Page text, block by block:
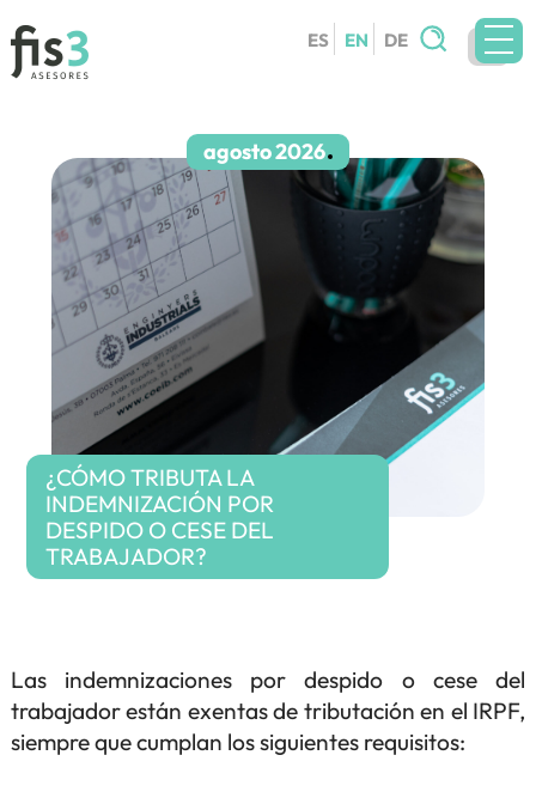
ES EN DE
Search
for:
SERVICES
CIRCULARS
BLOG
WORK WITH US
agosto 2026
¿CÓMO TRIBUTA LA
INDEMNIZACIÓN POR
DESPIDO O CESE DEL
TRABAJADOR?
Las indemnizaciones por despido o cese del
trabajador están exentas de tributación en el IRPF,
siempre que cumplan los siguientes requisitos: